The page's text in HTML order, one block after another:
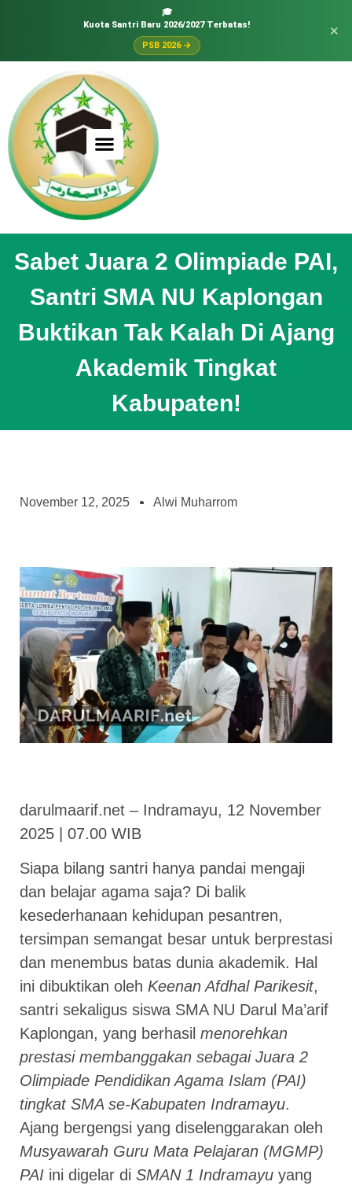
🎓
Kuota Santri Baru 2026/2027 Terbatas!
PSB 2026 →
×
Sabet Juara 2 Olimpiade PAI,
Santri SMA NU Kaplongan
Buktikan Tak Kalah Di Ajang
Akademik Tingkat
Kabupaten!
November 12, 2025 Alwi Muharrom
darulmaarif.net – Indramayu, 12 November
2025 | 07.00 WIB
Siapa bilang santri hanya pandai mengaji
dan belajar agama saja? Di balik
kesederhanaan kehidupan pesantren,
tersimpan semangat besar untuk berprestasi
dan menembus batas dunia akademik. Hal
ini dibuktikan oleh Keenan Afdhal Parikesit,
santri sekaligus siswa SMA NU Darul Ma’arif
Kaplongan, yang berhasil menorehkan
prestasi membanggakan sebagai Juara 2
Olimpiade Pendidikan Agama Islam (PAI)
tingkat SMA se-Kabupaten Indramayu.
Ajang bergengsi yang diselenggarakan oleh
Musyawarah Guru Mata Pelajaran (MGMP)
PAI ini digelar di SMAN 1 Indramayu yang